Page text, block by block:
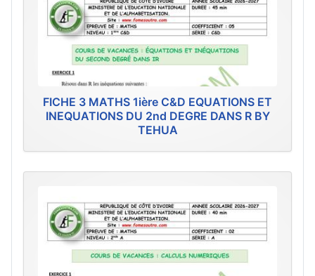
FICHE 3 MATHS 1ière C&D EQUATIONS ET
INEQUATIONS DU 2nd DEGRE DANS R BY
TEHUA